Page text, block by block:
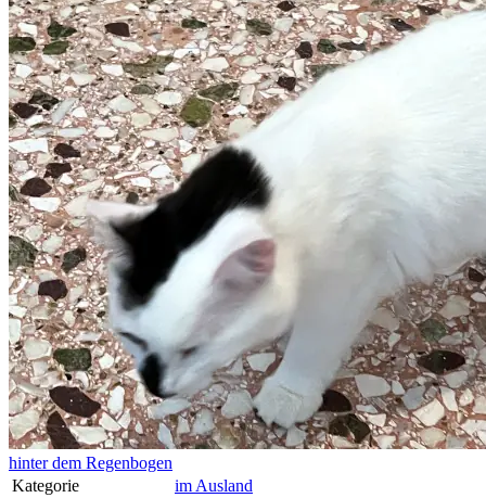
hinter dem Regenbogen
Kategorie
im Ausland